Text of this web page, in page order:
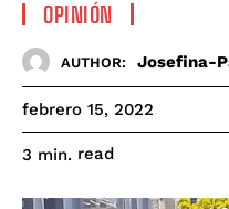
OPINIÓN
AUTHOR: Josefina-
febrero 15, 2022
3 min. read